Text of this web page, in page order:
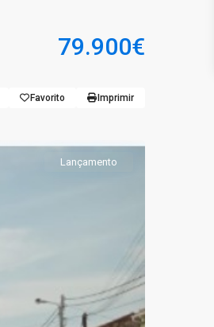
79.900€
Favorito Imprimir
Lançamento